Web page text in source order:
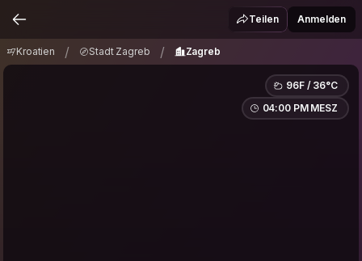
ZagrebTeilen Anmelden
Kroatien / Stadt Zagreb / Zagreb
96F / 36°C
04:00 PM MESZ